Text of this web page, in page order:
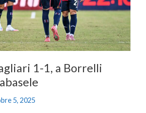
1-1, a Borrelli
5, 2025